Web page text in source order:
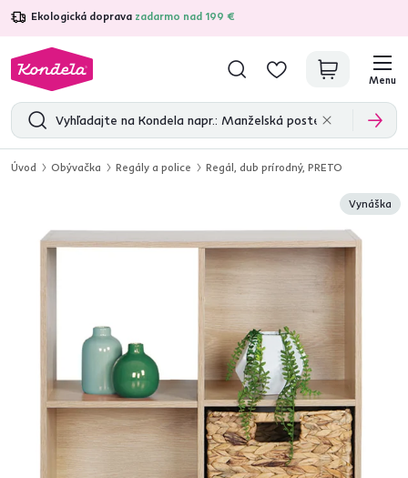
Ekologická doprava zadarmo nad 199 €
4,7 31 333overených produktových recenzií
Menu
Úvod Obývačka Regály a police Regál, dub prírodný, PRETO
Vynáška